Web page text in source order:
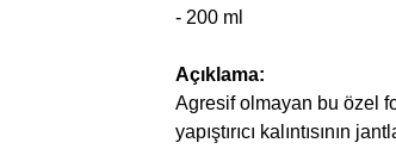
- 200 ml
Açıklama:
Agresif olmayan bu özel
yapıştırıcı kalıntısının